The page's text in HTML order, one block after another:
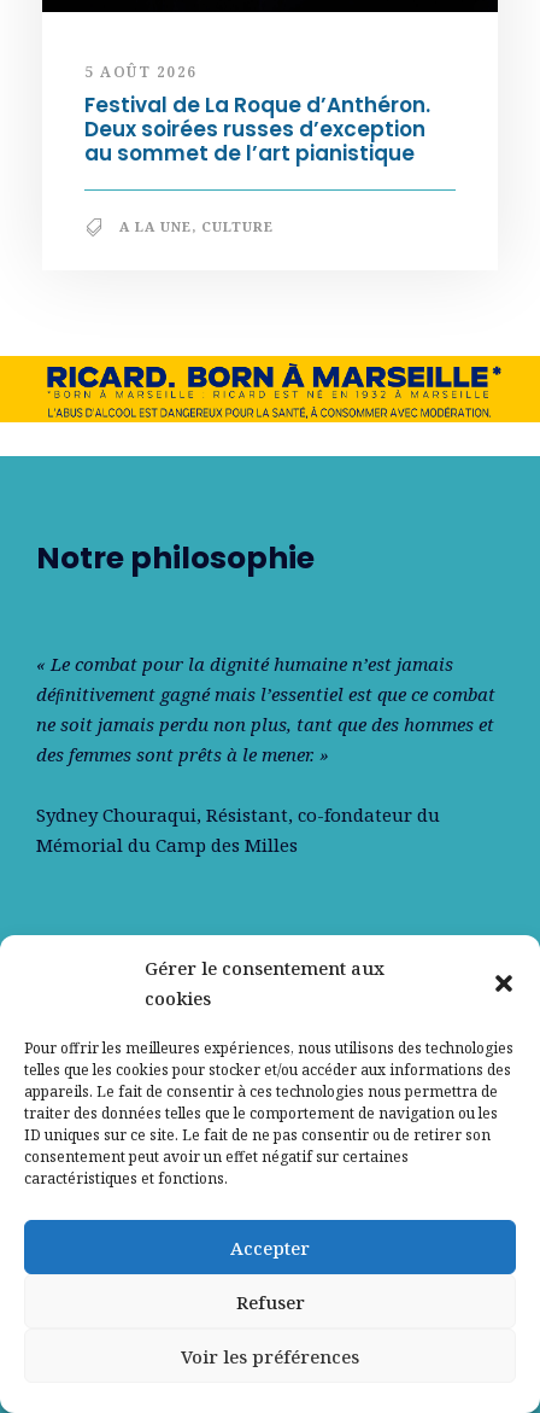
Gérer le consentement aux
cookies
Pour offrir les meilleures expériences, nous utilisons des technologies
telles que les cookies pour stocker et/ou accéder aux informations des
appareils. Le fait de consentir à ces technologies nous permettra de
traiter des données telles que le comportement de navigation ou les
ID uniques sur ce site. Le fait de ne pas consentir ou de retirer son
consentement peut avoir un effet négatif sur certaines
caractéristiques et fonctions.
Accepter
Refuser
Voir les préférences
5 AOÛT 2026
Festival de La Roque d’Anthéron.
Deux soirées russes d’exception
au sommet de l’art pianistique
A LA UNE, CULTURE
Notre philosophie
« Le combat pour la dignité humaine n’est jamais
déﬁnitivement gagné mais l’essentiel est que ce combat
ne soit jamais perdu non plus, tant que des hommes et
des femmes sont prêts à le mener. »
Sydney Chouraqui, Résistant, co-fondateur du
Mémorial du Camp des Milles
En savoir +
Nos partenaires
Qui sommes-nous ?